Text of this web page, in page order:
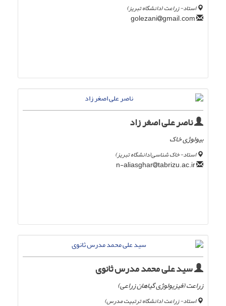
استاد- زراعت (دانشگاه تبریز)
gmail.com
ناصر علی اصغر زاد
بیولوژی خاک
استاد- خاک شناسی(دانشگاه تبریز)
tabrizu.ac.ir
سید علی محمد مدرس ثانوی
زراعت (فیزیولوژی گیاھان زراعی)
استاد- زراعت (دانشگاه ترتبیت مدرس)